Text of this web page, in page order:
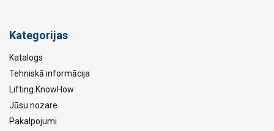
Kategorijas
Katalogs
Tehniskā informācija
Lifting KnowHow
Jūsu nozare
Pakalpojumi